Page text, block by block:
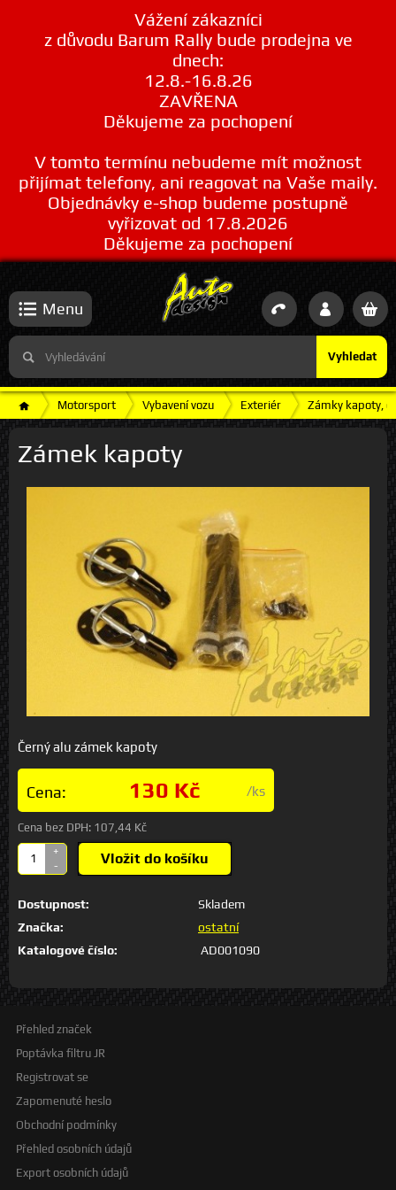
Vážení zákazníci
z důvodu Barum Rally bude prodejna ve
dnech:
12.8.-16.8.26
ZAVŘENA
Děkujeme za pochopení
V tomto termínu nebudeme mít možnost
přijímat telefony, ani reagovat na Vaše maily.
Objednávky e-shop budeme postupně
vyřizovat od 17.8.2026
Děkujeme za pochopení
Vyhledat
Menu
Motorsport Vybavení vozu Exteriér Zámky kapoty,
Zámek kapoty
Černý alu zámek kapoty
Cena: 130 Kč /ks
Cena bez DPH: 107,44 Kč
+
-
Vložit do košíku
Dostupnost:
Skladem
Značka:
ostatní
Katalogové číslo:
AD001090
Přehled značek
Poptávka filtru JR
Registrovat se
Zapomenuté heslo
Obchodní podmínky
Přehled osobních údajů
Export osobních údajů